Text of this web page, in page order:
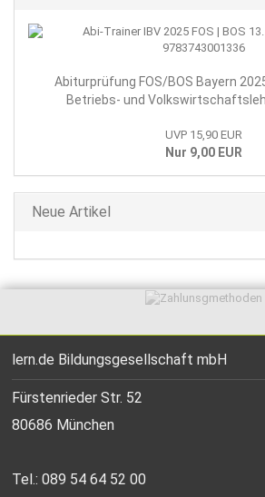
Abiturprüfung FOS/BOS Bayern
Betriebs- und
UVP 15,90 EUR
Nur 9,00 EUR
Neue Artikel
lern.de Bildungsgesellschaft mbH
Fürstenrieder Str. 52
80686 München
Tel.: 089 54 64 52 00